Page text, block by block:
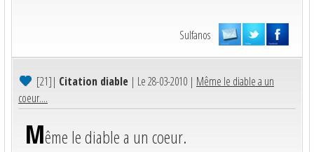
Sulfanos
[21]| Citation diable | Le 28-03-2010 | Même le diable a un
coeur....
Même le diable a un coeur.